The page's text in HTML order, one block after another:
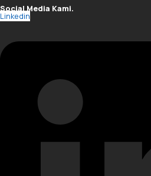
Social Media Kami.
Linkedin